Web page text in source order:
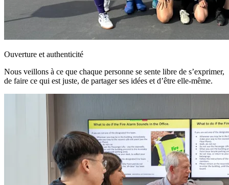
Ouverture et authenticité
Nous veillons à ce que chaque personne se sente libre de s’exprimer,
de faire ce qui est juste, de partager ses idées et d’être elle-même.